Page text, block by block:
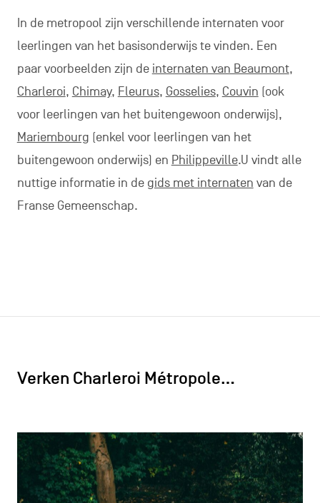
In de metropool zijn verschillende internaten voor
leerlingen van het basisonderwijs te vinden. Een
paar voorbeelden zijn de internaten van Beaumont,
Charleroi, Chimay, Fleurus, Gosselies, Couvin (ook
voor leerlingen van het buitengewoon onderwijs),
Mariembourg (enkel voor leerlingen van het
buitengewoon onderwijs) en Philippeville.U vindt alle
nuttige informatie in de gids met internaten van de
Franse Gemeenschap.
Verken Charleroi Métropole…